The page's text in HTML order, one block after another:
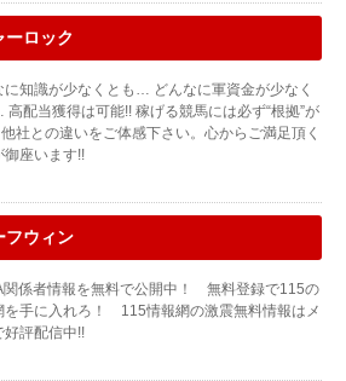
ーロック
に知識が少なくとも… どんなに軍資金が少なく
高配当獲得は可能!! 稼げる競馬には必ず“根拠”が
社との違いをご体感下さい。心からご満足頂く
御座います!!
フウィン
関係者情報を無料で公開中！ 無料登録で115の
を手に入れろ！ 115情報網の激震無料情報はメ
好評配信中!!